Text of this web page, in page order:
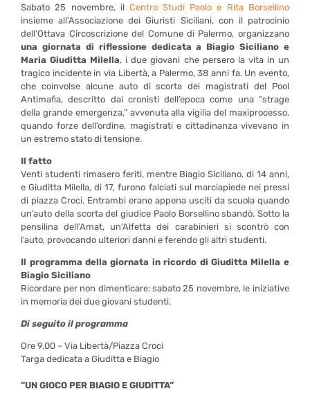
Sabato 25 novembre, il Centro Studi Paolo e Rita Borsellino
insieme all’Associazione dei Giuristi Siciliani, con il patrocinio
dell’Ottava Circoscrizione del Comune di Palermo, organizzano
una giornata di riflessione dedicata a Biagio Siciliano e
Maria Giuditta Milella, i due giovani che persero la vita in un
tragico incidente in via Libertà, a Palermo, 38 anni fa. Un evento,
che coinvolse alcune auto di scorta dei magistrati del Pool
Antimafia, descritto dai cronisti dell’epoca come una “strage
della grande emergenza,” avvenuta alla vigilia del maxiprocesso,
quando forze dell’ordine, magistrati e cittadinanza vivevano in
un estremo stato di tensione.
Il fatto
Venti studenti rimasero feriti, mentre Biagio Siciliano, di 14 anni,
e Giuditta Milella, di 17, furono falciati sul marciapiede nei pressi
di piazza Croci. Entrambi erano appena usciti da scuola quando
un’auto della scorta del giudice Paolo Borsellino sbandò. Sotto la
pensilina dell’Amat, un’Alfetta dei carabinieri si scontrò con
l’auto, provocando ulteriori danni e ferendo gli altri studenti.
Il programma della giornata in ricordo di Giuditta Milella e
Biagio Siciliano
Ricordare per non dimenticare: sabato 25 novembre, le iniziative
in memoria dei due giovani studenti.
Di seguito il programma
Ore 9.00 – Via Libertà/Piazza Croci
Targa dedicata a Giuditta e Biagio
”UN GIOCO PER BIAGIO E GIUDITTA”